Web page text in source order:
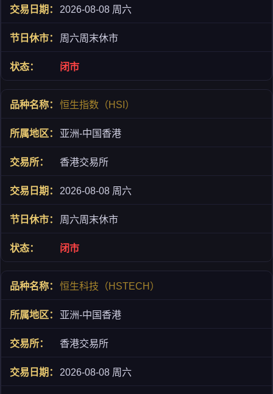
2026-08-08 周六
周六周末休市
闭市
恒生指数（HSI）
亚洲-中国香港
香港交易所
2026-08-08 周六
周六周末休市
闭市
恒生科技（HSTECH）
亚洲-中国香港
香港交易所
2026-08-08 周六